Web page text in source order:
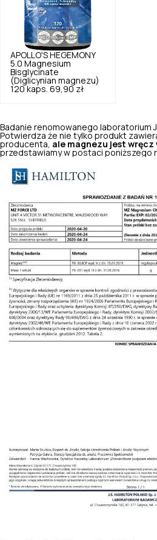
APOLLO'S HEGEMONY
5.0 Magnesium
Bisglycinate
(Diglicynian magnezu)
120 kaps. 69,90 zł
Badanie renomowanego laboratorium
Potwierdza że nie tylko produkt
producenta, ale magnezu jest wręcz
przedstawiamy w postaci poniższego